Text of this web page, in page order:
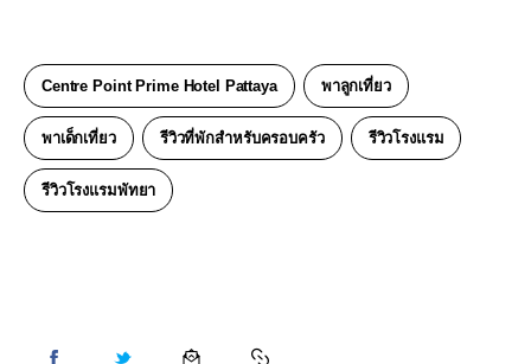
Centre Point Prime Hotel Pattaya พาลูกเที่ยว
พาเด็กเที่ยว รีวิวที่พักสำหรับครอบครัว รีวิวโรงแรม
รีวิวโรงแรมพัทยา